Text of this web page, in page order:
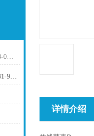
关注泊沙康唑中间体74853-08-0市场动态
关注泊沙康唑中间体184177-81-9市场动态
详情介绍